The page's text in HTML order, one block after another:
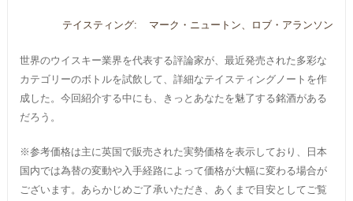
テイスティング: マーク・ニュートン、ロブ・アランソン
世界のウイスキー業界を代表する評論家が、最近発売された多彩な
カテゴリーのボトルを試飲して、詳細なテイスティングノートを作
成した。今回紹介する中にも、きっとあなたを魅了する銘酒がある
だろう。
※参考価格は主に英国で販売された実勢価格を表示しており、日本
国内では為替の変動や入手経路によって価格が大幅に変わる場合が
ございます。あらかじめご了承いただき、あくまで目安としてご覧